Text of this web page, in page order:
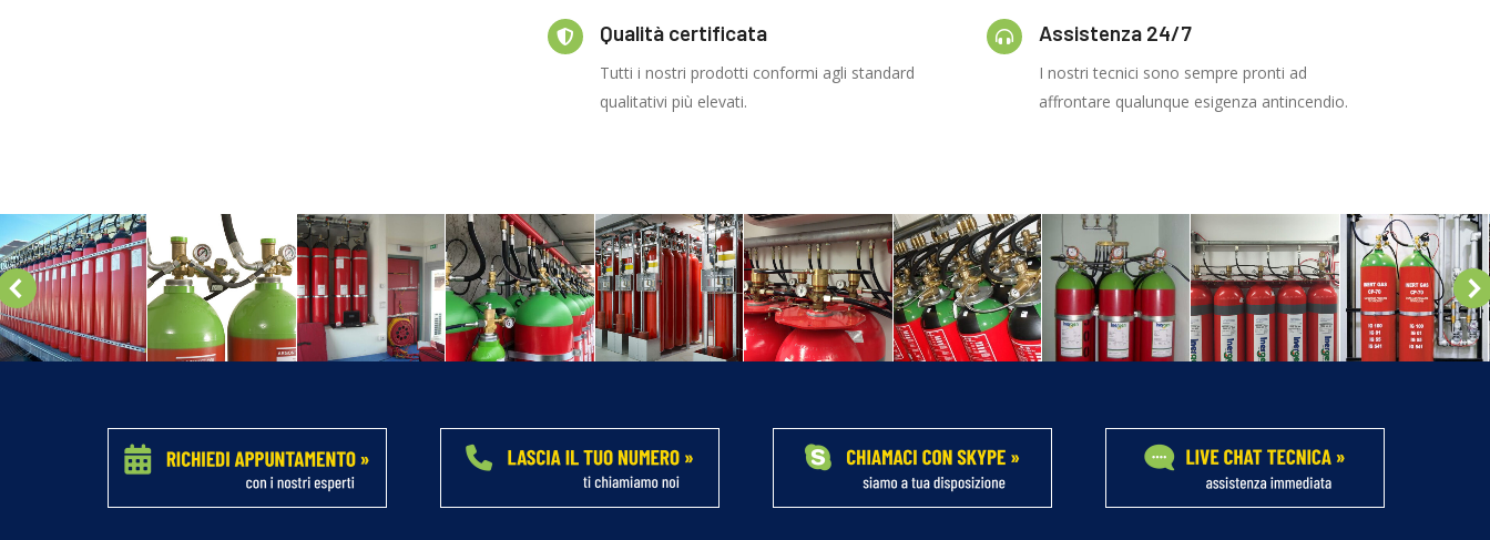
Qualità certificata
Tutti i nostri prodotti conformi agli standard
qualitativi più elevati.
Assistenza 24/7
I nostri tecnici sono sempre pronti ad
affrontare qualunque esigenza antincendio.